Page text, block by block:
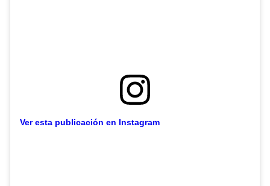
Ver esta publicación en Instagram